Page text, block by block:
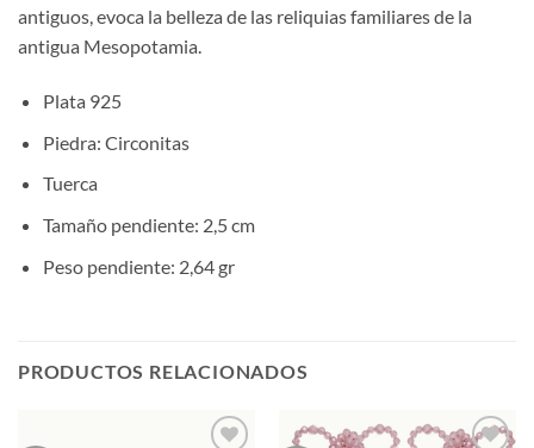
antiguos, evoca la belleza de las reliquias familiares de la
antigua Mesopotamia.
Plata 925
Piedra: Circonitas
Tuerca
Tamaño pendiente: 2,5 cm
Peso pendiente: 2,64 gr
PRODUCTOS RELACIONADOS